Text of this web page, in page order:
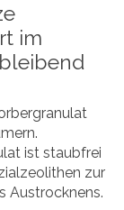
im
ist staubfrei
zur
Austrocknens.